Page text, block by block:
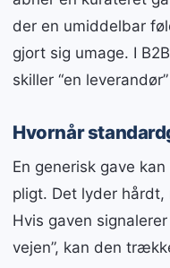
der en umiddelbar
gjort sig umage. I
skiller “en
Hvornår
En generisk gave
pligt. Det lyder
Hvis gaven
vejen”, kan den